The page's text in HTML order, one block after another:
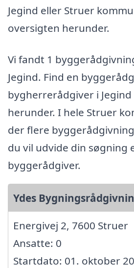
Jegind eller Struer
oversigten herunder.
Vi fandt 1
Jegind. Find en
bygherrerådgiver i
herunder. I hele Struer
der flere
du vil udvide din søgning
byggerådgiver.
Ydes
Energivej 2, 7600 Struer
Ansatte: 0
Startdato: 01. oktober